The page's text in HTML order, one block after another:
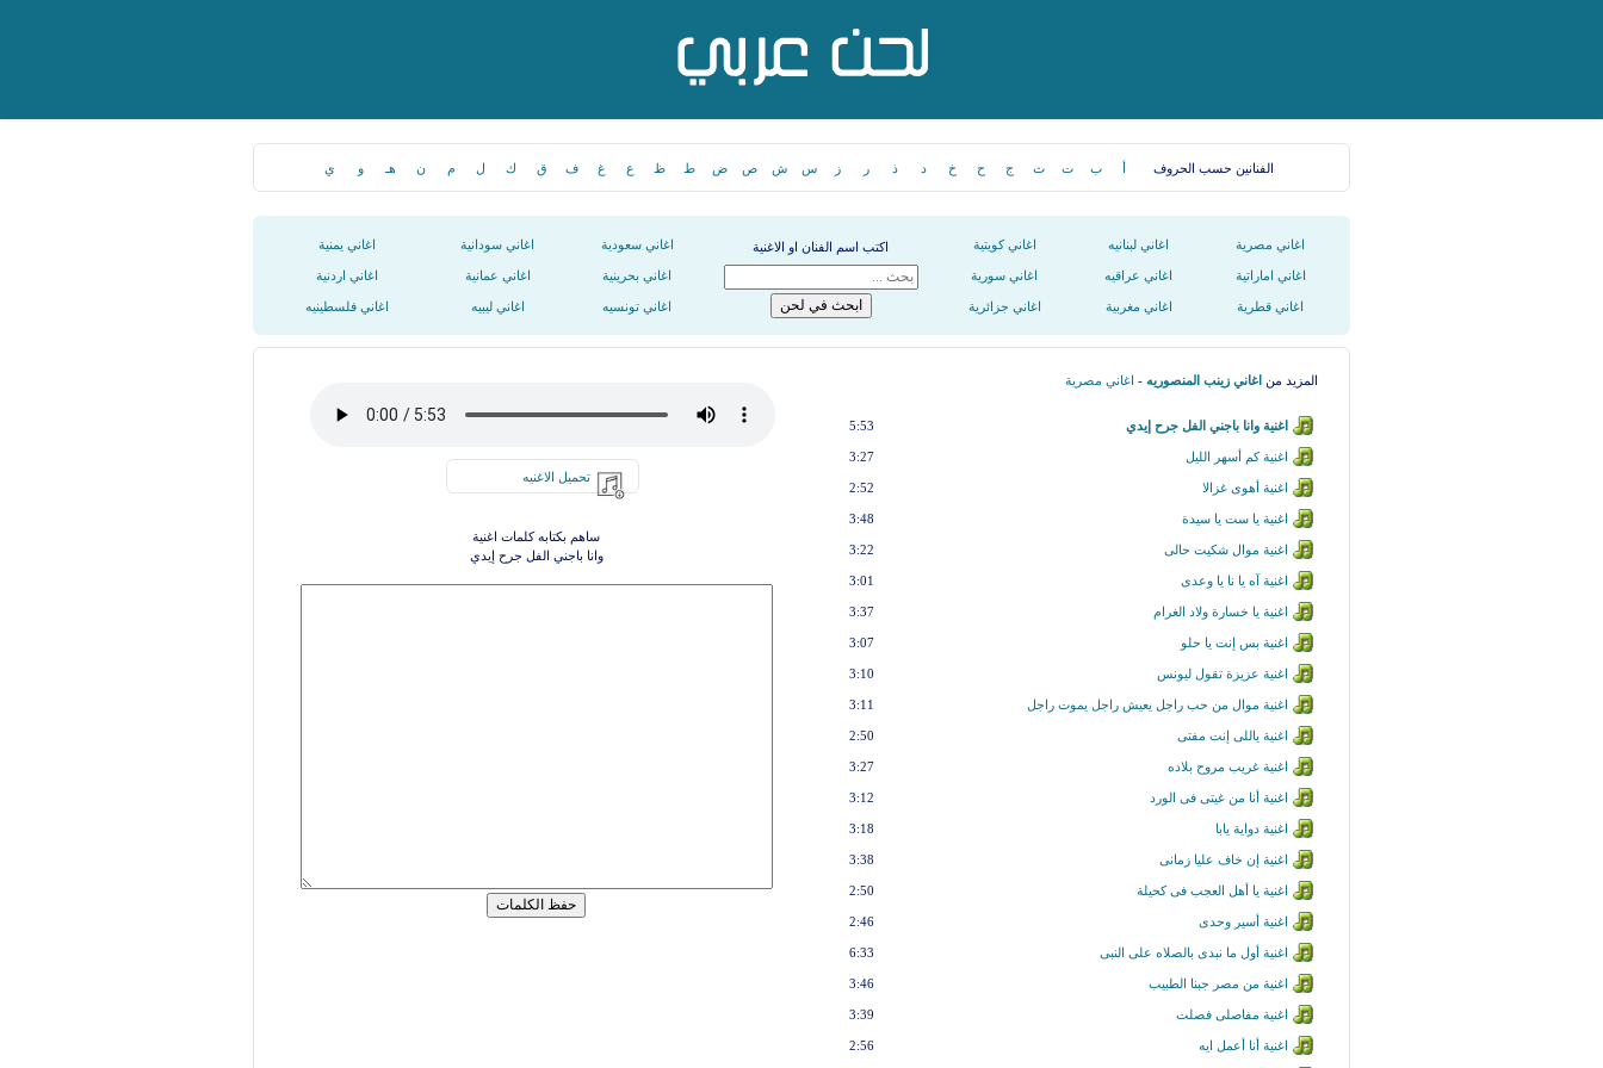
الفنانين حسب الحروف أ ب ت ث ج ح خ د ذ ر ز س ش ص ض ط ظ ع غ ف ق ك ل م ن هـ و ي
اغاني مصرية اغاني لبنانيه اغاني كويتية اكتب اسم الفنان او الاغنية اغاني سعودية اغاني سودانية اغاني يمنية
اغاني اماراتية اغاني عراقيه اغاني سورية اغاني بحرينية اغاني عمانية اغاني اردنية
اغاني قطرية اغاني مغربية اغاني جزائرية اغاني تونسيه اغاني ليبيه اغاني فلسطينيه
المزيد من اغاني زينب المنصوريه - اغاني مصرية
اغنية وانا باجني الفل جرح إيدي 5:53
اغنية كم أسهر الليل 3:27
اغنية أهوى غزالا 2:52
اغنية يا ست يا سيدة 3:48
اغنية موال شكيت حالى 3:22
اغنية آه يا نا يا وعدى 3:01
اغنية يا خسارة ولاد الغرام 3:37
اغنية بس إنت يا حلو 3:07
اغنية عزيزة تقول ليونس 3:10
اغنية موال من حب راجل يعيش راجل يموت راجل 3:11
اغنية ياللى إنت مفتى 2:50
اغنية غريب مروح بلاده 3:27
اغنية أنا من غيتى فى الورد 3:12
اغنية دواية يابا 3:18
اغنية إن خاف عليا زمانى 3:38
اغنية يا أهل العجب فى كحيلة 2:50
اغنية أسير وحدى 2:46
اغنية أول ما نبدى بالصلاه على النبى 6:33
اغنية من مصر جبنا الطبيب 3:46
اغنية مفاصلى فصلت 3:39
اغنية أنا أعمل ايه 2:56
تحميل الاغنيه
ساهم بكتابه كلمات اغنية
وانا باجني الفل جرح إيدي